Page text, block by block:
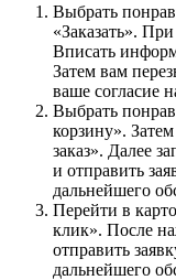
Выбрать
«Заказать».
Вписать
Затем вам
ваше согласие
Выбрать
корзину».
заказ». Далее
и отправить
дальнейшего
Перейти в
клик». После
отправить
дальнейшего